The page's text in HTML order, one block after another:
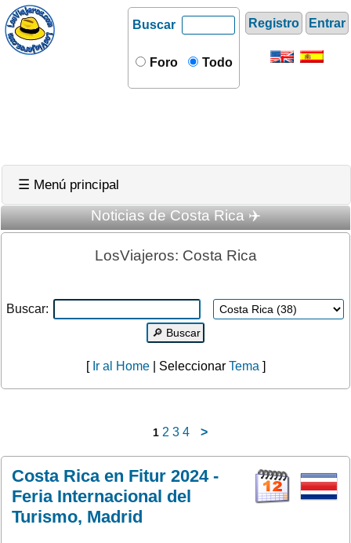
Registro Entrar
Buscar
Foro Todo
☰ Menú principal
Noticias de Costa Rica ✈️
LosViajeros: Costa Rica
Buscar:
[ Ir al Home| SeleccionarTema ]
1 2 3 4 >
Costa Rica en Fitur 2024 -
Feria Internacional del
Turismo, Madrid